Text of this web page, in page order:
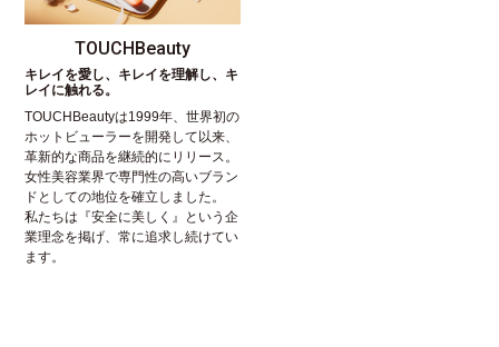
TOUCHBeauty
キレイを愛し、キレイを理解し、キ
レイに触れる。
TOUCHBeautyは1999年、世界初の
ホットビューラーを開発して以来、
革新的な商品を継続的にリリース。
女性美容業界で専門性の高いブラン
ドとしての地位を確立しました。
私たちは『安全に美しく』という企
業理念を掲げ、常に追求し続けてい
ます。